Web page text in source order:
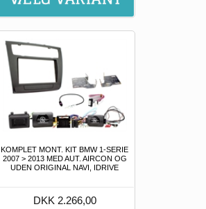
KOMPLET MONT. KIT BMW 1-SERIE
2007 > 2013 MED AUT. AIRCON OG
UDEN ORIGINAL NAVI, IDRIVE
DKK 2.266,00